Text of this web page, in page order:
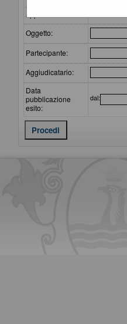
questa pagina è a
orizzontale.
Stazione
appaltante :
Oggetto:
Partecipante:
Aggiudicatario:
Data
pubblicazione
esito:
dal: